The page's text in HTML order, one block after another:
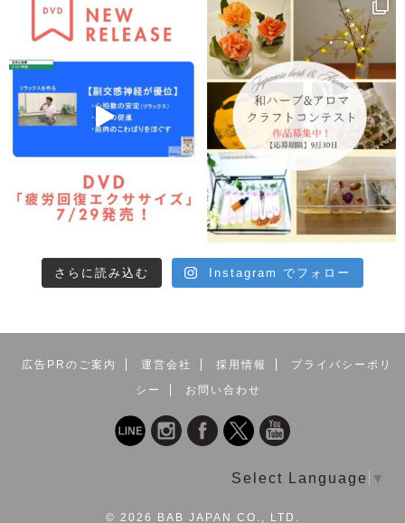
さらに読み込む Instagram でフォロー
広告PRのご案内 運営会社 採用情報
プライバシーポリ
シー
お問い合わせ
Select Language ▼
© 2026 BAB JAPAN CO., LTD.